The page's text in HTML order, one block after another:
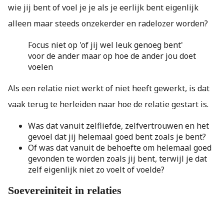
wie jij bent of voel je je als je eerlijk bent eigenlijk
alleen maar steeds onzekerder en radelozer worden?
Focus niet op 'of jij wel leuk genoeg bent'
voor de ander maar op hoe de ander jou doet
voelen
Als een relatie niet werkt of niet heeft gewerkt, is dat
vaak terug te herleiden naar hoe de relatie gestart is.
Was dat vanuit zelfliefde, zelfvertrouwen en het
gevoel dat jij helemaal goed bent zoals je bent?
Of was dat vanuit de behoefte om helemaal goed
gevonden te worden zoals jij bent, terwijl je dat
zelf eigenlijk niet zo voelt of voelde?
Soevereiniteit in relaties